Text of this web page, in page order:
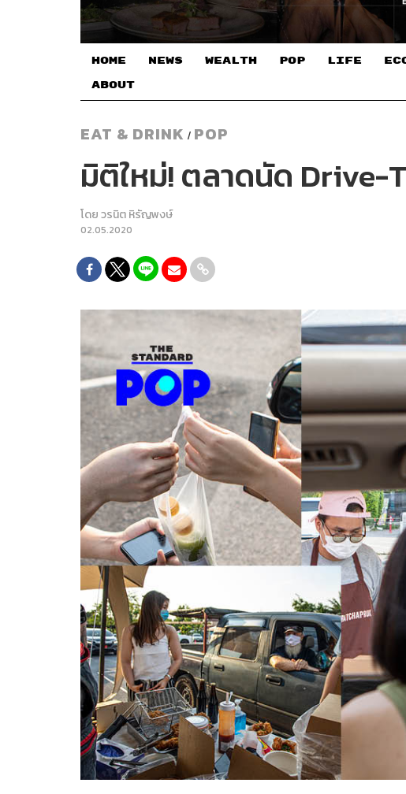
HOME NEWS WEALTH POP LIFE
ABOUT
EAT & DRINK / POP
มิติใหม่! ตลาดนัด Drive-
โดยวรนิต หิรัญพงษ์
02.05.2020